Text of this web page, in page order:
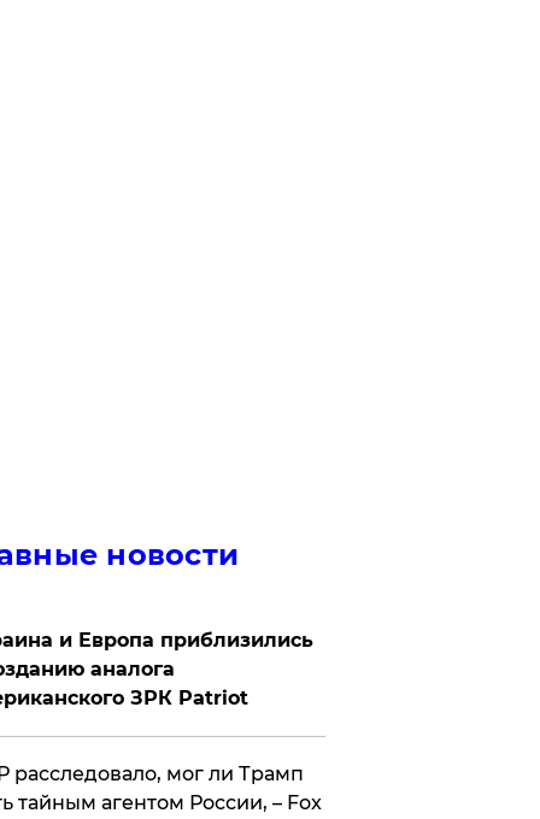
новости
и Европа приблизились
аналога
ЗРК Patriot
расследовало, мог ли Трамп
тайным агентом России, – Fox